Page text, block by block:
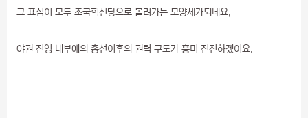
그 표심이 모두 조국혁신당으로 몰려가는 모양세가되네요,
야권 진영 내부에의 총선이후의 권력 구도가 흥미 진진하겠어요.